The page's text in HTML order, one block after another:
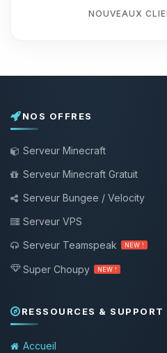
NOUVEAUX
NOS OFFRES
Serveur Minecraft
Serveur Minecraft Gratuit
Serveur Bungee / Velocity
Serveur VPS
Serveur Teamspeak
NEW !
Super Choupy NEW !
RESSOURCES & SUPPORT
Accueil